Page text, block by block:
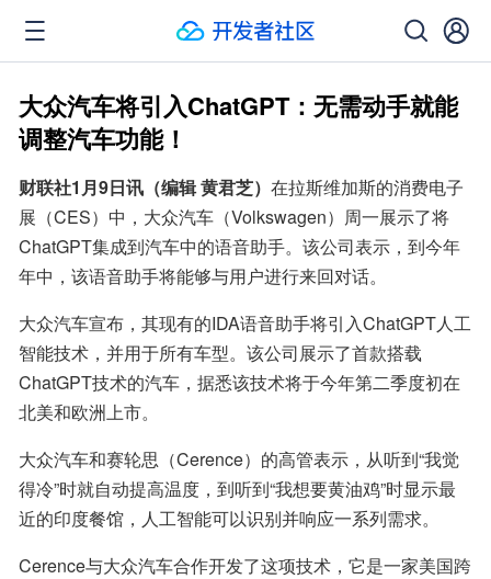
大众汽车将引入ChatGPT：无需动手就能
调整汽车功能！
财联社1月9日讯（编辑 黄君芝） 在拉斯维加斯的消费电子
展（CES）中，大众汽车（Volkswagen）周一展示了将
ChatGPT集成到汽车中的语音助手。该公司表示，到今年
年中，该语音助手将能够与用户进行来回对话。
大众汽车宣布，其现有的IDA语音助手将引入ChatGPT人工
智能技术，并用于所有车型。该公司展示了首款搭载
ChatGPT技术的汽车，据悉该技术将于今年第二季度初在
北美和欧洲上市。
大众汽车和赛轮思（Cerence）的高管表示，从听到“我觉
得冷”时就自动提高温度，到听到“我想要黄油鸡”时显示最
近的印度餐馆，人工智能可以识别并响应一系列需求。
Cerence与大众汽车合作开发了这项技术，它是一家美国跨